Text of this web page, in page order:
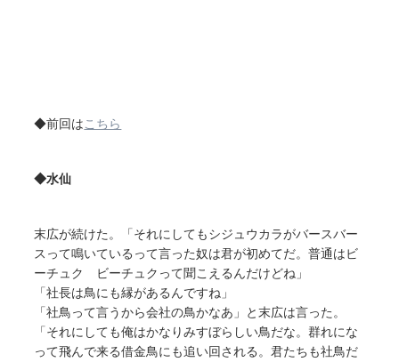
◆前回はこちら
◆水仙
末広が続けた。「それにしてもシジュウカラがバースバー
スって鳴いているって言った奴は君が初めてだ。普通はビ
ーチュク ビーチュクって聞こえるんだけどね」
「社長は鳥にも縁があるんですね」
「社鳥って言うから会社の鳥かなあ」と末広は言った。
「それにしても俺はかなりみすぼらしい鳥だな。群れにな
って飛んで来る借金鳥にも追い回される。君たちも社鳥だ